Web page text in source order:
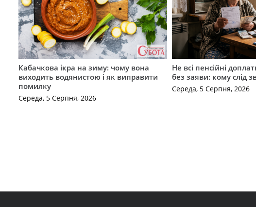
Кабачкова ікра на зиму: чому вона
виходить водянистою і як виправити
помилку
Середа, 5 Серпня, 2026
Не всі пенсійні
без заяви: кому слід
Середа, 5 Серпня, 2026